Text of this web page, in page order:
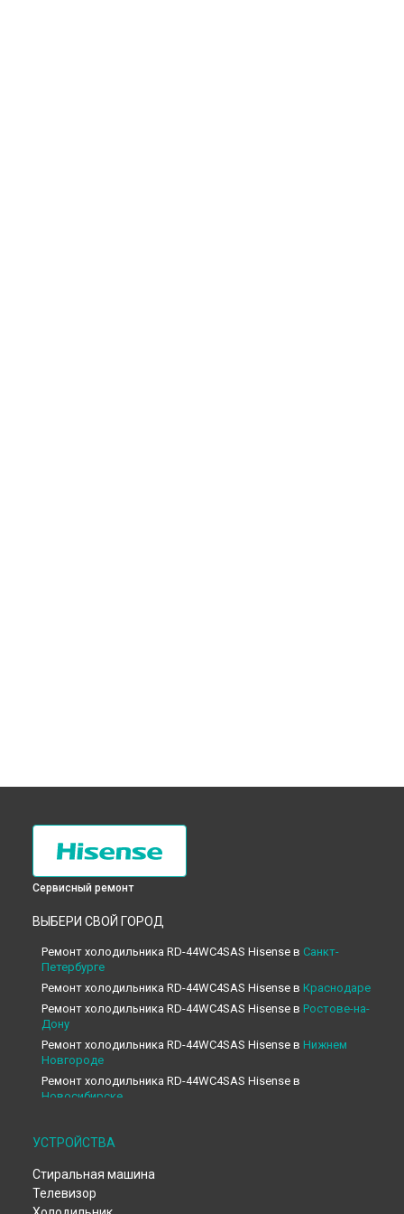
Сервисный ремонт
ВЫБЕРИ СВОЙ ГОРОД
Ремонт холодильника RD-44WC4SAS Hisense в Санкт-
Петербурге
Ремонт холодильника RD-44WC4SAS Hisense в Краснодаре
Ремонт холодильника RD-44WC4SAS Hisense в Ростове-на-
Дону
Ремонт холодильника RD-44WC4SAS Hisense в Нижнем
Новгороде
Ремонт холодильника RD-44WC4SAS Hisense в
Новосибирске
Ремонт холодильника RD-44WC4SAS Hisense в
Ремонт холодильника RD-44WC4SAS Hisense в
Ремонт холодильника RD-44WC4SAS Hisense в
УСТРОЙСТВА
Стиральная машина
Телевизор